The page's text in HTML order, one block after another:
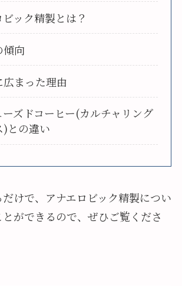
ック精製とは？
傾向
まった理由
ーズドコーヒー(カルチャリング
)との違い
けで、アナエロビック精製につい
ができるので、ぜひご覧くださ